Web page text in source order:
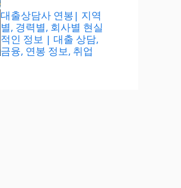
대출상담사 연봉| 지역
별, 경력별, 회사별 현실
적인 정보 | 대출 상담,
금융, 연봉 정보, 취업